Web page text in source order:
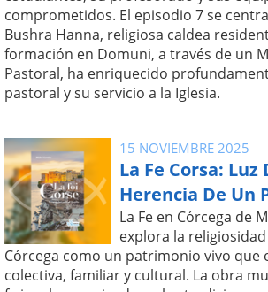
comprometidos. El episodio 7 se
Bushra Hanna, religiosa caldea
formación en Domuni, a través de un
Pastoral, ha enriquecido
pastoral y su servicio a la Iglesia.
15 NOVIEMBRE 2025
La Fe Corsa: Luz
Herencia De Un
La Fe en Córcega de
explora la
Córcega como un patrimonio vivo que
colectiva, familiar y cultural. La obra